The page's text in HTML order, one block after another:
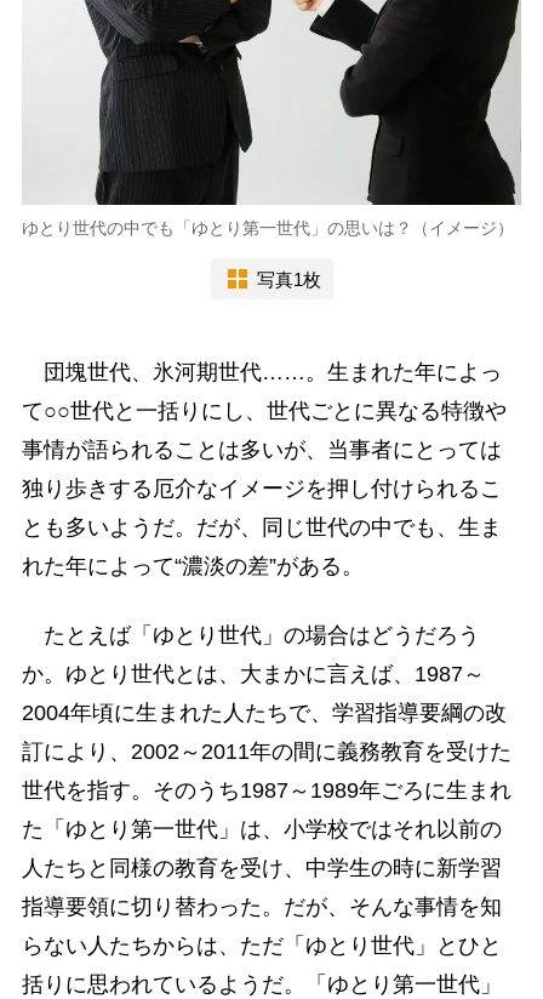
ゆとり世代の中でも「ゆとり第一世代」の思いは？（イメージ）
写真1枚
団塊世代、氷河期世代……。生まれた年によっ
て○○世代と一括りにし、世代ごとに異なる特徴や
事情が語られることは多いが、当事者にとっては
独り歩きする厄介なイメージを押し付けられるこ
とも多いようだ。だが、同じ世代の中でも、生ま
れた年によって“濃淡の差”がある。
たとえば「ゆとり世代」の場合はどうだろう
か。ゆとり世代とは、大まかに言えば、1987～
2004年頃に生まれた人たちで、学習指導要綱の改
訂により、2002～2011年の間に義務教育を受けた
世代を指す。そのうち1987～1989年ごろに生まれ
た「ゆとり第一世代」は、小学校ではそれ以前の
人たちと同様の教育を受け、中学生の時に新学習
指導要領に切り替わった。だが、そんな事情を知
らない人たちからは、ただ「ゆとり世代」とひと
括りに思われているようだ。「ゆとり第一世代」